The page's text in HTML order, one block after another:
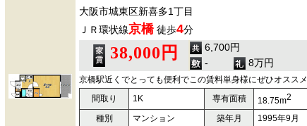
大阪市城東区新喜多1丁目
ＪＲ環状線京橋徒歩4分
38,000円
6,700円
-
8万円
京橋駅近くでとっても便利でこの賃料単身様にぜひオススメ
間取り
1K 専有面積 18.75m2
種別 マンション 築年月 1995年9月